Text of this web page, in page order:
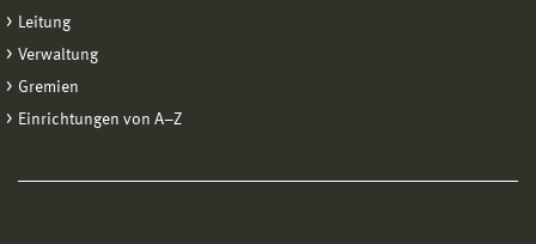
Leitung
Verwaltung
Gremien
Einrichtungen von A−Z